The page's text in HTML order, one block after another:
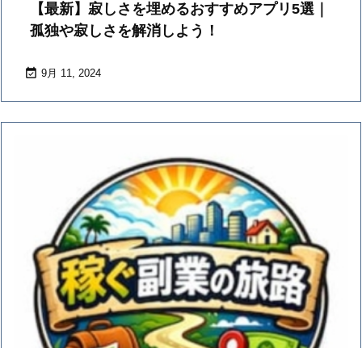
【最新】寂しさを埋めるおすすめアプリ5選｜
孤独や寂しさを解消しよう！
 9月 11, 2024